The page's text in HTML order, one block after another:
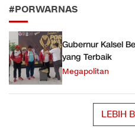
#PORWARNAS
Gubernur Kalsel
yang Terbaik
Megapolitan
LEBIH